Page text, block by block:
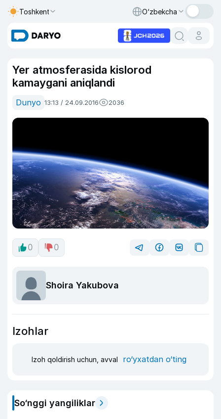
Toshkent O‘zbekcha
Yer atmosferasida kislorod
kamaygani aniqlandi
Dunyo 13:13 / 24.09.2016 2036
0 0
Shoira Yakubova
Izohlar
Izoh qoldirish uchun, avval ro‘yxatdan o‘ting
So‘nggi yangiliklar